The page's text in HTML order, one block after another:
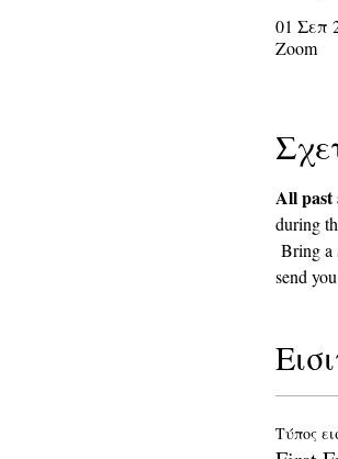
01 Σεπ
Zoom
All past
during
Bring a
send
Τύπος